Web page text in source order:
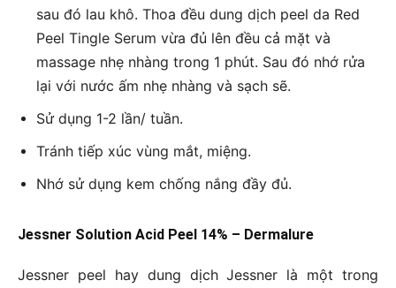
sau đó lau khô. Thoa đều dung dịch peel da Red
Peel Tingle Serum vừa đủ lên đều cả mặt và
massage nhẹ nhàng trong 1 phút. Sau đó nhớ rửa
lại với nước ấm nhẹ nhàng và sạch sẽ.
Sử dụng 1-2 lần/ tuần.
Tránh tiếp xúc vùng mắt, miệng.
Nhớ sử dụng kem chống nắng đầy đủ.
Jessner Solution Acid Peel 14% – Dermalure
Jessner peel hay dung dịch Jessner là một trong